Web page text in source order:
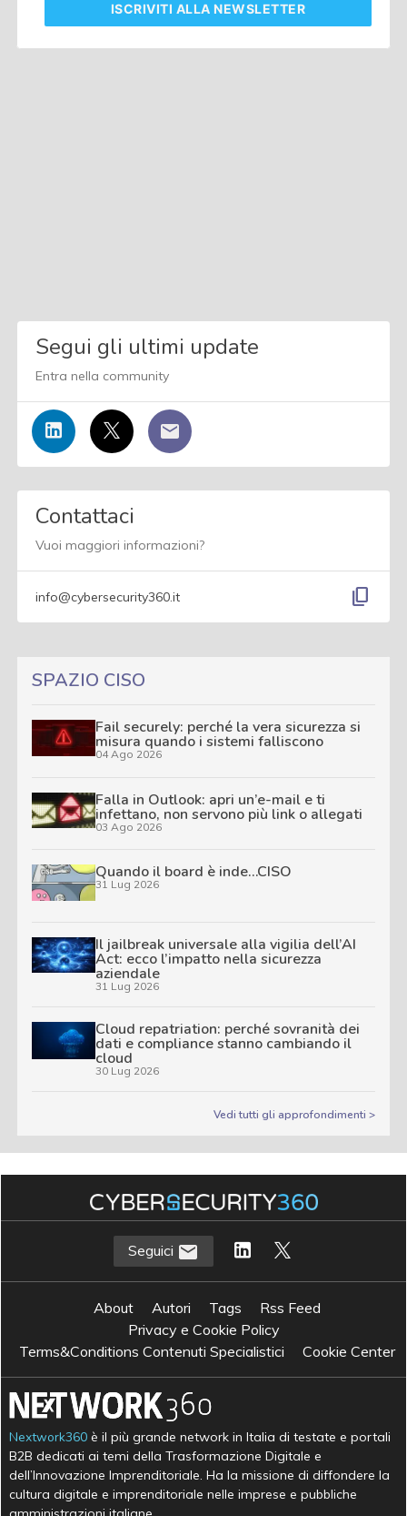
ISCRIVITI ALLA NEWSLETTER
Segui gli ultimi update
Entra nella community
Contattaci
Vuoi maggiori informazioni?
info@cybersecurity360.it content_copy
SPAZIO CISO
Fail securely: perché la vera sicurezza si
misura quando i sistemi falliscono
04 Ago 2026
Falla in Outlook: apri un’e-mail e ti
infettano, non servono più link o allegati
03 Ago 2026
Quando il board è inde…CISO
31 Lug 2026
Il jailbreak universale alla vigilia dell’AI
Act: ecco l’impatto nella sicurezza
aziendale
31 Lug 2026
Cloud repatriation: perché sovranità dei
dati e compliance stanno cambiando il
cloud
30 Lug 2026
Vedi tutti gli approfondimenti >
Seguici
About Autori Tags
Rss Feed
Privacy e Cookie Policy
Terms&Conditions Contenuti Specialistici
Cookie Center
Nextwork360 è il più grande network in Italia di testate e portali
B2B dedicati ai temi della Trasformazione Digitale e
dell’Innovazione Imprenditoriale. Ha la missione di diffondere la
cultura digitale e imprenditoriale nelle imprese e pubbliche